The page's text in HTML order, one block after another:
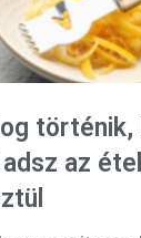
történik,
az